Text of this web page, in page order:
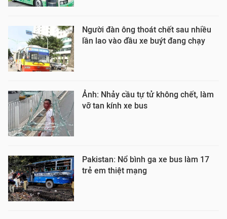
Người đàn ông thoát chết sau nhiều
lần lao vào đầu xe buýt đang chạy
Ảnh: Nhảy cầu tự tử không chết, làm
vỡ tan kính xe bus
Pakistan: Nổ bình ga xe bus làm 17
trẻ em thiệt mạng